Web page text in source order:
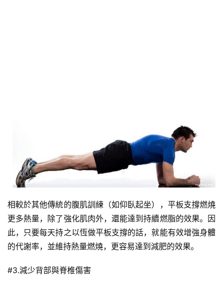
減
計
相較於其他傳統的腹肌訓練（如仰臥起坐），平板支撐燃燒
更多熱量，除了強化肌肉外，還能達到持續燃脂的效果。因
此，只要每天持之以恆做平板支撐的話，就能有效增強身體
的代謝率，並維持熱量燃燒，更容易達到減肥的效果。
#3.減少背部與脊椎傷害